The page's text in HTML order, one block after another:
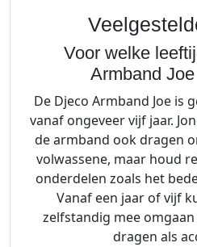
Voor welke
Armband
De Djeco Armband Joe is
vanaf ongeveer vijf jaar.
de armband ook dragen
volwassene, maar houd
onderdelen zoals het
Vanaf een jaar of vijf
zelfstandig mee
dragen als